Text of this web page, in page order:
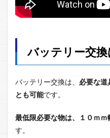
バッテリー交
バッテリー交換は、 必要な道
とも可能です。
最低限必要な物は、１０ｍ
す。